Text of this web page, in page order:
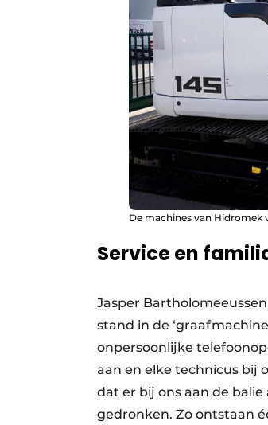
De machines van Hidromek
Service en
Jasper
stand in de
onpersoonlijke
aan en elke technicus bij
dat er bij ons aan de
gedronken. Zo ontstaan